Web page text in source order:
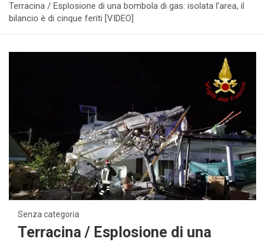
Terracina / Esplosione di una bombola di gas: isolata l’area, il
bilancio è di cinque feriti [VIDEO]
Senza categoria
Terracina / Esplosione di una